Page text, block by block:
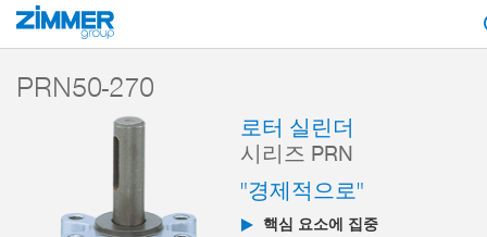
시작 제품
PRN50-270
로터 실린더
시리즈 PRN
"경제적으로"
핵심 요소에 집중